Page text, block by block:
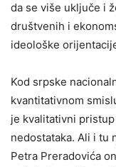
da se više uključe i
društvenih i
ideološke
Kod srpske
kvantitativnom
je kvalitativni
nedostataka. Ali i tu
Petra Preradovića